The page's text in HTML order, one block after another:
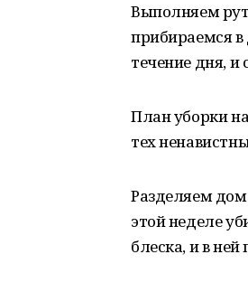
Выполняем
прибираемся
течение дня, и
План уборки
тех
Разделяем
этой неделе
блеска, и в